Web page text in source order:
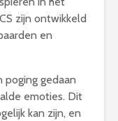
zijn ontwikkeld
en
poging gedaan
emoties. Dit
kan zijn, en